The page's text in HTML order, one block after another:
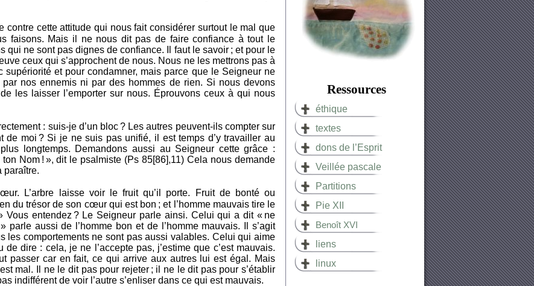
contre cette attitude qui nous fait considérer surtout le mal que
faisons. Mais il ne nous dit pas de faire confiance à tout le
qui ne sont pas dignes de confiance. Il faut le savoir ; et pour le
ceux qui s’approchent de nous. Nous ne les mettrons pas à
supériorité et pour condamner, mais parce que le Seigneur ne
nos ennemis ni par des hommes de rien. Si nous devons
les laisser l’emporter sur nous. Éprouvons ceux à qui nous
: suis-je d’un bloc ? Les autres peuvent-ils compter sur
de moi ? Si je ne suis pas unifié, il est temps d’y travailler au
longtemps. Demandons aussi au Seigneur cette grâce :
Nom ! », dit le psalmiste (Ps 85[86],11) Cela nous demande
paraître.
L’arbre laisse voir le fruit qu’il porte. Fruit de bonté ou
du trésor de son cœur qui est bon ; et l’homme mauvais tire le
entendez ? Le Seigneur parle ainsi. Celui qui a dit « ne
parle aussi de l’homme bon et de l’homme mauvais. Il s’agit
les comportements ne sont pas aussi valables. Celui qui aime
dire : cela, je ne l’accepte pas, j’estime que c’est mauvais.
passer car en fait, ce qui arrive aux autres lui est égal. Mais
mal. Il ne le dit pas pour rejeter ; il ne le dit pas pour s’établir
indifférent de voir l’autre s’enliser dans ce qui est mauvais.
Ressources
éthique
textes
dons de l’Esprit
Veillée pascale
Partitions
Pie XII
Benoît XVI
liens
linux